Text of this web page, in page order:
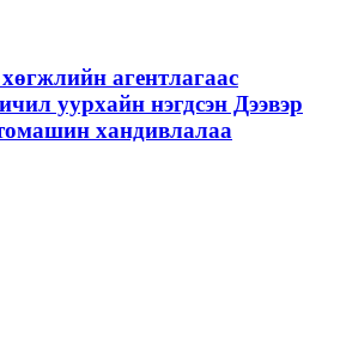
агентлагаас
уурхайн нэгдсэн Дээвэр
хандивлалаа